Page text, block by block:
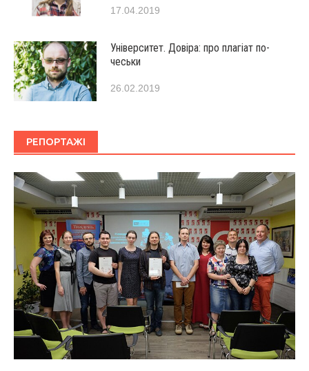
17.04.2019
Університет. Довіра: про плагіат по-
чеськи
26.02.2019
РЕПОРТАЖІ